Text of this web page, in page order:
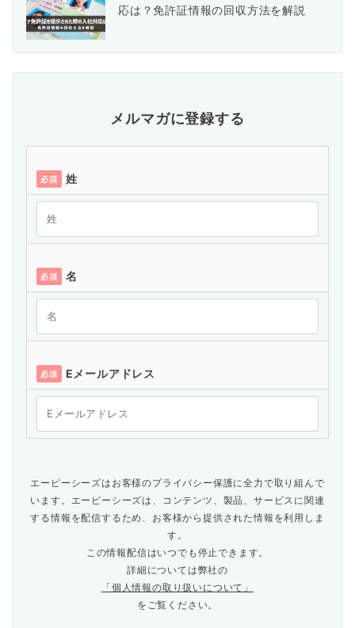
応は？免許証情報の回収方法を解説
メルマガに登録する
必須 姓
必須 名
必須 Eメールアドレス
エーピーシーズはお客様のプライバシー保護に全力で取り組んで
います。エーピーシーズは、コンテンツ、製品、サービスに関連
する情報を配信するため、お客様から提供された情報を利用しま
す。
この情報配信はいつでも停止できます。
詳細については弊社の
「個人情報の取り扱いについて」
をご覧ください。